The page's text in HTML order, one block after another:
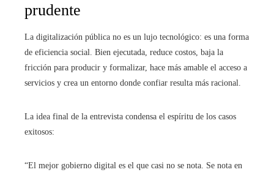
prudente
La digitalización pública no es un lujo tecnológico: es una forma
de eficiencia social. Bien ejecutada, reduce costos, baja la
fricción para producir y formalizar, hace más amable el acceso a
servicios y crea un entorno donde confiar resulta más racional.
La idea final de la entrevista condensa el espíritu de los casos
exitosos:
“El mejor gobierno digital es el que casi no se nota. Se nota en